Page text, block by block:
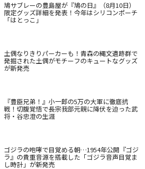
鳩サブレーの豊島屋が『鳩の日』（8月10日）
限定グッズ詳細を発表！今年はシリコンポーチ
「はとっこ」
土偶なりきりパーカーも！青森の縄文遺跡群で
発掘された土偶がモチーフのキュートなグッズ
が新発売
『豊臣兄弟！』小一郎の5万の大軍に徹底抗
戦！切腹覚悟で長宗我部元親に降伏を迫った武
将・谷忠澄の生涯
ゴジラの咆哮で目覚める朝…1954年公開『ゴジ
ラ』の貴重音源を搭載した「ゴジラ音声目覚ま
し時計」が新発売